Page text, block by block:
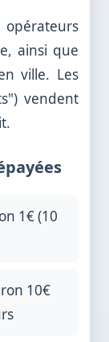
ainsi que
ville. Les
vendent
1€ (10
10€